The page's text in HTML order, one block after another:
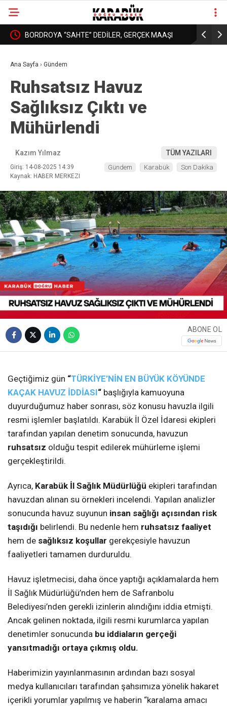
YURT BORDROYA “SAHTE” DEDİLER, GERÇEK MAAŞI
Ana Sayfa › Gündem
Ruhsatsız Havuz
Sağlıksız Çıktı ve
Mühürlendi
Kazım Yılmaz TÜM YAZILARI
Giriş: 14-08-2025 14:39
Kaynak: HABER MERKEZI
Gündem Karabük Son Dakika
ABONE OL
Geçtiğimiz gün “TÜRKİYE’NİN EN BÜYÜK KÖYÜNDE
KAÇAK HAVUZ İDDİASI“ başlığıyla kamuoyuna
duyurduğumuz haber sonrası, söz konusu havuzla ilgili
resmi işlemler başlatıldı. Karabük İl Özel İdaresi ekipleri
tarafından yapılan denetim sonucunda, havuzun
ruhsatsız olduğu tespit edilerek mühürleme işlemi
gerçekleştirildi.
Ayrıca, Karabük İl Sağlık Müdürlüğü ekipleri tarafından
havuzdan alınan su örnekleri incelendi. Yapılan analizler
sonucunda havuz suyunun insan sağlığı açısından risk
taşıdığı belirlendi. Bu nedenle hem ruhsatsız faaliyet
hem de sağlıksız koşullar gerekçesiyle havuzun
faaliyetleri tamamen durduruldu.
Havuz işletmecisi, daha önce yaptığı açıklamalarda hem
İl Sağlık Müdürlüğü’nden hem de Safranbolu
Belediyesi’nden gerekli izinlerin alındığını iddia etmişti.
Ancak gelinen noktada, ilgili resmi kurumlarca yapılan
denetimler sonucunda bu iddiaların gerçeği
yansıtmadığı ortaya çıkmış oldu.
Haberimizin yayınlanmasının ardından bazı sosyal
medya kullanıcıları tarafından şahsımıza yönelik hakaret
içerikli yorumlar yapılmış ve haberin “karalama amacı